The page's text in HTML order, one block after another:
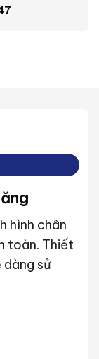
hình chân
toàn. Thiết
sử